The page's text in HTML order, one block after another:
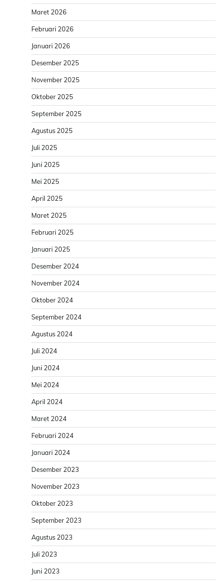
Maret 2026
Februari 2026
Januari 2026
Desember 2025
November 2025
Oktober 2025
September 2025
Agustus 2025
Juli 2025
Juni 2025
Mei 2025
April 2025
Maret 2025
Februari 2025
Januari 2025
Desember 2024
November 2024
Oktober 2024
September 2024
Agustus 2024
Juli 2024
Juni 2024
Mei 2024
April 2024
Maret 2024
Februari 2024
Januari 2024
Desember 2023
November 2023
Oktober 2023
September 2023
Agustus 2023
Juli 2023
Juni 2023